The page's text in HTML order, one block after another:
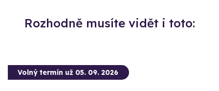
Rozhodně musíte vidět i toto:
Volný termín už 05. 09. 2026